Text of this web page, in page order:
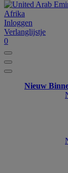
Afrika
Inloggen
Verlanglijstje
0
Nieuw